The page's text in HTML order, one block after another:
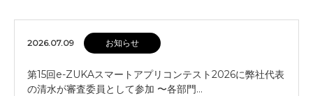
2026.07.09 お知らせ
第15回e-ZUKAスマートアプリコンテスト2026に弊社代表
の清水が審査委員として参加 〜各部門…